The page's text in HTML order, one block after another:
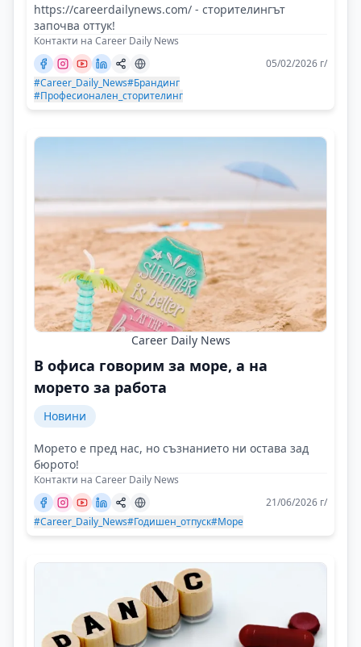
https://careerdailynews.com/ - сторителингът
започва оттук!
Контакти на Career Daily News
05/02/2026 г/
#Career_Daily_News#Брандинг
#Професионален_сторителинг
Career Daily News
В офиса говорим за море, а на
морето за работа
Новини
Морето е пред нас, но съзнанието ни остава зад
бюрото!
Контакти на Career Daily News
21/06/2026 г/
#Career_Daily_News#Годишен_отпуск#Море